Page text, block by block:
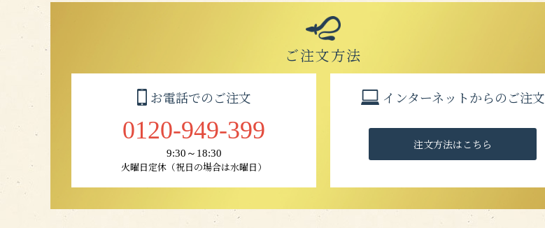
ご注文方法
お電話でのご注文
0120-949-399
9:30～18:30
火曜日定休（祝日の場合は水曜日）
インターネットからのご注文
注文方法はこちら